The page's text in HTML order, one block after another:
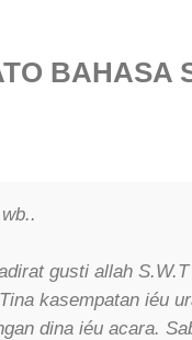
BAHASA
gusti allah
kasempatan iéu
dina iéu acara.